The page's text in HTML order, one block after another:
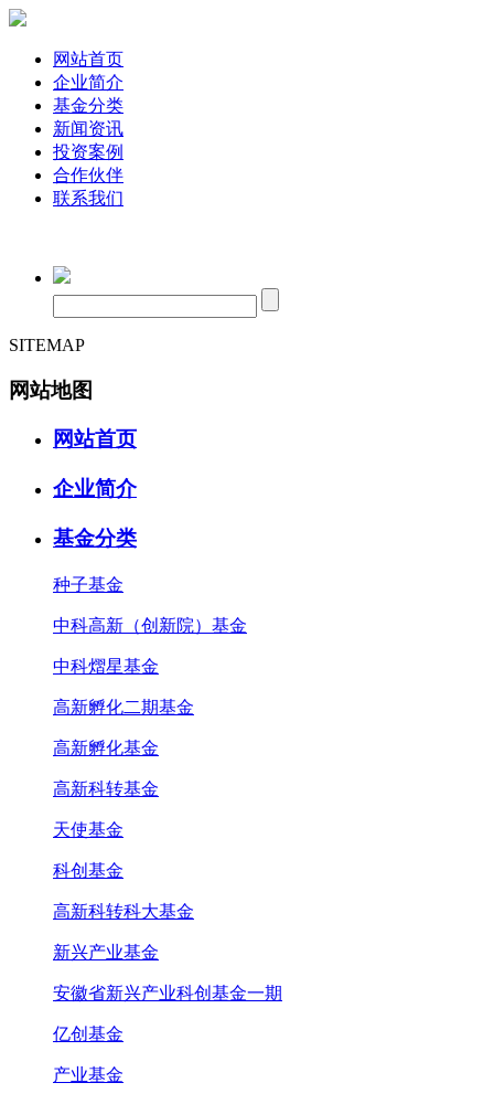
网站首页
企业简介
基金分类
新闻资讯
投资案例
合作伙伴
联系我们
SITEMAP
网站地图
网站首页
企业简介
基金分类
种子基金
中科高新（创新院）基金
中科熠星基金
高新孵化二期基金
高新孵化基金
高新科转基金
天使基金
科创基金
高新科转科大基金
新兴产业基金
安徽省新兴产业科创基金一期
亿创基金
产业基金